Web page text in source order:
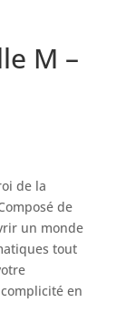
M –
de la
de
un monde
tout
en